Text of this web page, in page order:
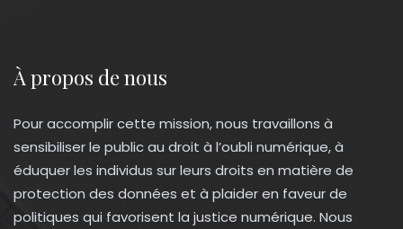
À propos de nous
Pour accomplir cette mission, nous travaillons à
sensibiliser le public au droit à l’oubli numérique, à
éduquer les individus sur leurs droits en matière de
protection des données et à plaider en faveur de
politiques qui favorisent la justice numérique. Nous